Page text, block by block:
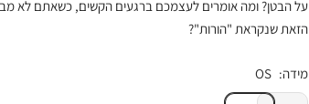
על הבטן? ומה אומרים לעצמכם ברגעים הקשים, כשאתם לא
הזאת שנקראת "הורות"?
מידה: OS